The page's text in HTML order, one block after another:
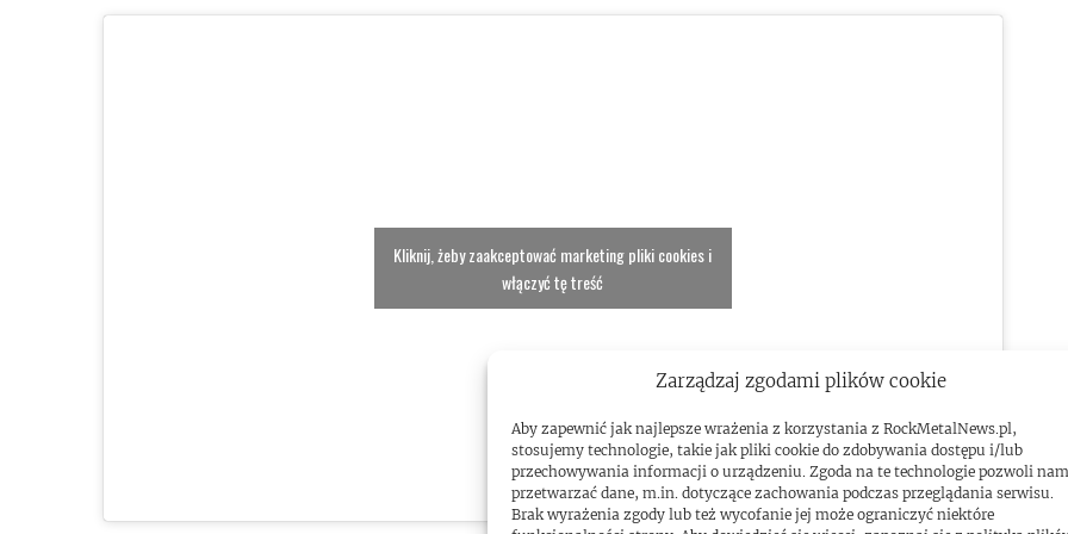
Zarządzaj zgodami plików cookie
Aby zapewnić jak najlepsze wrażenia z korzystania z RockMetalNews.pl,
stosujemy technologie, takie jak pliki cookie do zdobywania dostępu i/lub
przechowywania informacji o urządzeniu. Zgoda na te technologie pozwoli nam
przetwarzać dane, m.in. dotyczące zachowania podczas przeglądania serwisu.
Brak wyrażenia zgody lub też wycofanie jej może ograniczyć niektóre
Kliknij, żeby zaakceptować marketing pliki cookies i
włączyć tę treść